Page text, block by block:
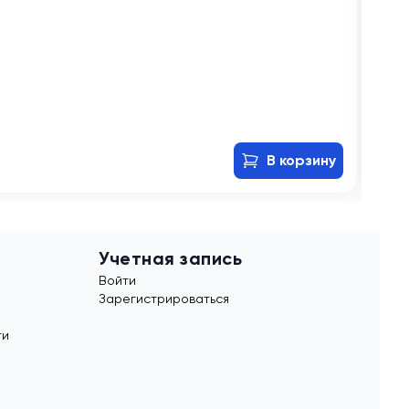
В корзину
Учетная запись
Войти
Зарегистрироваться